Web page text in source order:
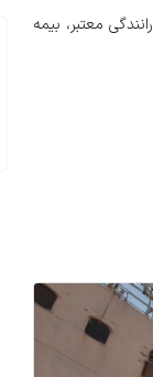
معتبر، بیمه